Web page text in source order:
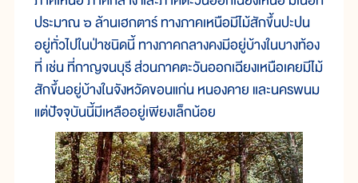
ประมาณ ๖ ล้านเฮกตาร์ ทางภาคเหนือมีไม้สักขึ้นปะปน
อยู่ทั่วไปในป่าชนิดนี้ ทางภาคกลางคงมีอยู่บ้างในบางท้อง
ที่ เช่น ที่กาญจนบุรี ส่วนภาคตะวันออกเฉียงเหนือเคยมีไม้
สักขึ้นอยู่บ้างในจังหวัดขอนแก่น หนองคาย และนครพนม
แต่ปัจจุบันนี้มีเหลืออยู่เพียงเล็กน้อย